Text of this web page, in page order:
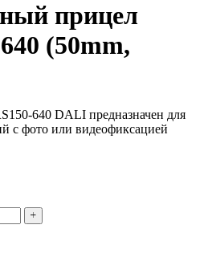
прицел
(50mm,
640 DALI предназначен для
с фото или видеофиксацией